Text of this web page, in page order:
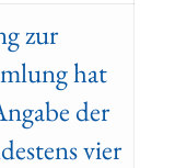
zur
hat
der
vier